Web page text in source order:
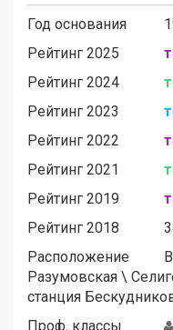
Год основания
Рейтинг 2025
Рейтинг 2024
Рейтинг 2023
Рейтинг 2022
Рейтинг 2021
Рейтинг 2019
Рейтинг 2018
Расположение
Разумовская \
станция
Проф. классы